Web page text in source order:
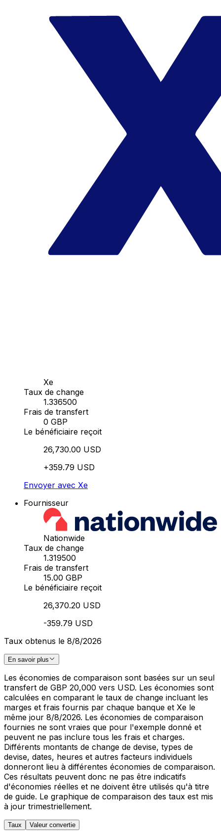
Xe
Taux de change
1.336500
Frais de transfert
0 GBP
Le bénéficiaire reçoit
26,730.00 USD
+359.79 USD
Envoyer avec Xe
Fournisseur
Nationwide
Taux de change
1.319500
Frais de transfert
15.00 GBP
Le bénéficiaire reçoit
26,370.20 USD
-359.79 USD
Taux obtenus le 8/8/2026
En savoir plus
Les économies de comparaison sont basées sur un seul
transfert de GBP 20,000 vers USD. Les économies sont
calculées en comparant le taux de change incluant les
marges et frais fournis par chaque banque et Xe le
même jour 8/8/2026. Les économies de comparaison
fournies ne sont vraies que pour l'exemple donné et
peuvent ne pas inclure tous les frais et charges.
Différents montants de change de devise, types de
devise, dates, heures et autres facteurs individuels
donneront lieu à différentes économies de comparaison.
Ces résultats peuvent donc ne pas être indicatifs
d'économies réelles et ne doivent être utilisés qu'à titre
de guide. Le graphique de comparaison des taux est mis
à jour trimestriellement.
Taux Valeur convertie